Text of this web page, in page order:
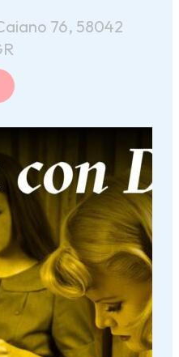
76, 58042